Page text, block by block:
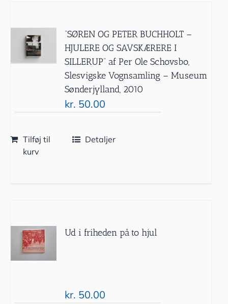
”SØREN OG PETER BUCHHOLT –
HJULERE OG SAVSKÆRERE I
SILLERUP” af Per Ole Schovsbo,
Slesvigske Vognsamling – Museum
Sønderjylland, 2010
kr. 50.00
Tilføj til
kurv
Detaljer
Ud i friheden på to hjul
kr. 50.00